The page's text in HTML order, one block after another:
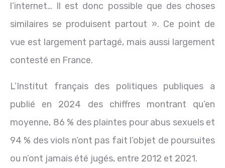
l’internet… Il est donc possible que des choses
similaires se produisent partout ». Ce point de
vue est largement partagé, mais aussi largement
contesté en France.
L’Institut français des politiques publiques a
publié en 2024 des chiffres montrant qu’en
moyenne, 86 % des plaintes pour abus sexuels et
94 % des viols n’ont pas fait l’objet de poursuites
ou n’ont jamais été jugés, entre 2012 et 2021.